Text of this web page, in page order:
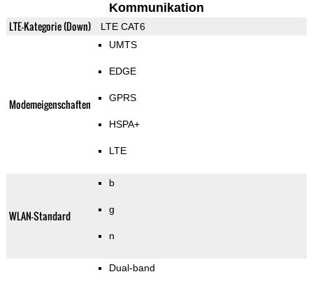
Kommunikation
LTE-Kategorie (Down) LTE CAT6
Modemeigenschaften
UMTS
EDGE
GPRS
HSPA+
LTE
WLAN-Standard
b
g
n
Dual-band